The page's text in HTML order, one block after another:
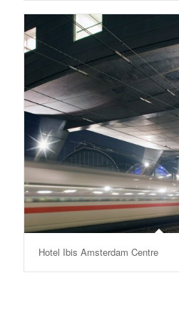
Hotel Ibis Amsterdam Centre